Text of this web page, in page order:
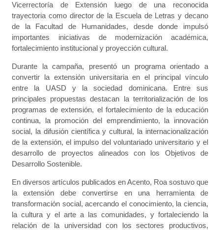
Vicerrectoría de Extensión luego de una reconocida
trayectoria como director de la Escuela de Letras y decano
de la Facultad de Humanidades, desde donde impulsó
importantes iniciativas de modernización académica,
fortalecimiento institucional y proyección cultural.
Durante la campaña, presentó un programa orientado a
convertir la extensión universitaria en el principal vínculo
entre la UASD y la sociedad dominicana. Entre sus
principales propuestas destacan la territorialización de los
programas de extensión, el fortalecimiento de la educación
continua, la promoción del emprendimiento, la innovación
social, la difusión científica y cultural, la internacionalización
de la extensión, el impulso del voluntariado universitario y el
desarrollo de proyectos alineados con los Objetivos de
Desarrollo Sostenible.
En diversos artículos publicados en Acento, Roa sostuvo que
la extensión debe convertirse en una herramienta de
transformación social, acercando el conocimiento, la ciencia,
la cultura y el arte a las comunidades, y fortaleciendo la
relación de la universidad con los sectores productivos,